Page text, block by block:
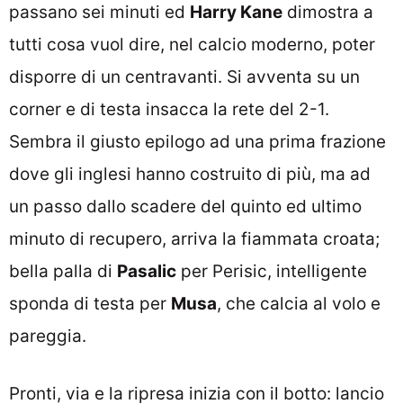
passano sei minuti ed Harry Kane dimostra a
tutti cosa vuol dire, nel calcio moderno, poter
disporre di un centravanti. Si avventa su un
corner e di testa insacca la rete del 2-1.
Sembra il giusto epilogo ad una prima frazione
dove gli inglesi hanno costruito di più, ma ad
un passo dallo scadere del quinto ed ultimo
minuto di recupero, arriva la fiammata croata;
bella palla di Pasalic per Perisic, intelligente
sponda di testa per Musa, che calcia al volo e
pareggia.
Pronti, via e la ripresa inizia con il botto: lancio